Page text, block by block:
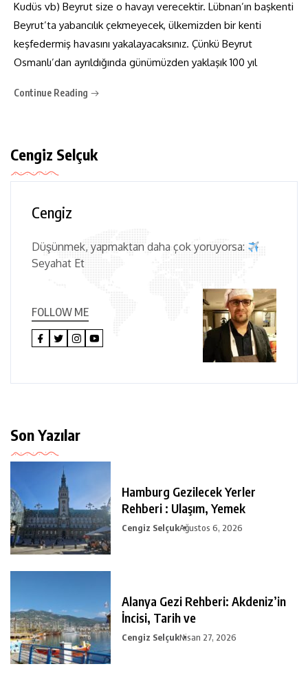
Kudüs vb) Beyrut size o havayı verecektir. Lübnan’ın başkenti
Beyrut’ta yabancılık çekmeyecek, ülkemizden bir kenti
keşfedermiş havasını yakalayacaksınız. Çünkü Beyrut
Osmanlı’dan ayrıldığında günümüzden yaklaşık 100 yıl
Continue Reading
Cengiz Selçuk
Cengiz
Düşünmek, yapmaktan daha çok yoruyorsa:
Seyahat Et
FOLLOW ME
Son Yazılar
Hamburg Gezilecek Yerler
Rehberi : Ulaşım, Yemek
Cengiz SelçukAğustos 6, 2026
Alanya Gezi Rehberi: Akdeniz’in
İncisi, Tarih ve
Cengiz SelçukNisan 27, 2026